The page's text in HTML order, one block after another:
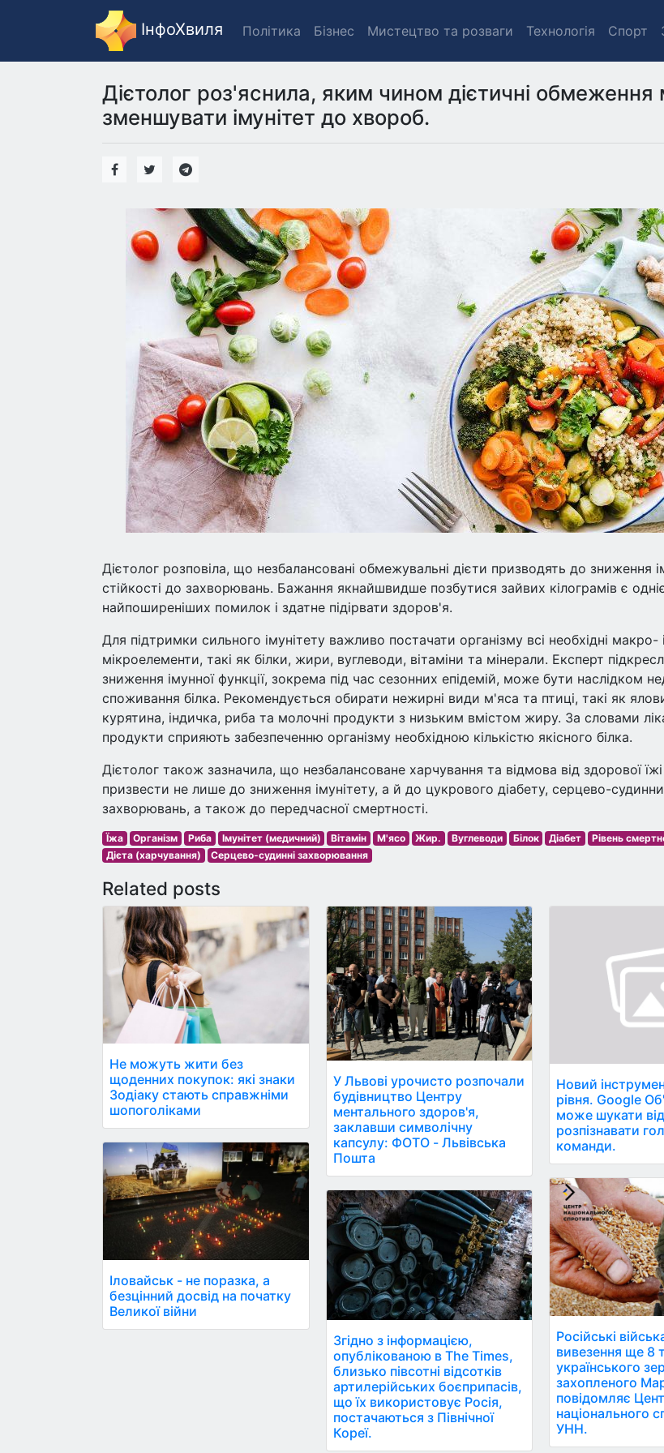
ІнфоХвиля Політика Бізнес Мистецтво та розваги Технологія Спорт
Дієтолог роз'яснила, яким чином дієтичні
зменшувати імунітет до хвороб.
Дієтолог розповіла, що незбалансовані обмежувальні дієти призводять до зниження
стійкості до захворювань. Бажання якнайшвидше позбутися зайвих кілограмів є
найпоширеніших помилок і здатне підірвати здоров'я.
Для підтримки сильного імунітету важливо постачати організму всі необхідні макро- і
мікроелементи, такі як білки, жири, вуглеводи, вітаміни та мінерали. Експерт
зниження імунної функції, зокрема під час сезонних епідемій, може бути наслідком
споживання білка. Рекомендується обирати нежирні види м'яса та птиці, такі як
курятина, індичка, риба та молочні продукти з низьким вмістом жиру. За словами
продукти сприяють забезпеченню організму необхідною кількістю якісного білка.
Дієтолог також зазначила, що незбалансоване харчування та відмова від здорової
призвести не лише до зниження імунітету, а й до цукрового діабету, серцево-
захворювань, а також до передчасної смертності.
Їжа Організм Риба Імунітет (медичний) Вітамін М'ясо Жир. Вуглеводи Білок Діабет Рівень
Дієта (харчування)
Серцево-судинні захворювання
Related posts
Не можуть жити без
щоденних покупок: які знаки
Зодіаку стають справжніми
шопоголіками
Іловайськ - не поразка, а
безцінний досвід на початку
Великої війни
У Львові урочисто розпочали
будівництво Центру
ментального здоров'я,
заклавши символічну
капсулу: ФОТО - Львівська
Пошта
Згідно з інформацією,
опублікованою в The Times,
близько півсотні відсотків
артилерійських боєприпасів,
що їх використовує Росія,
постачаються з Північної
Кореї.
Новий
рівня. Google
може шукати
розпізнавати
команди.
Російські
вивезення ще 8
українського
захопленого
повідомляє
національного
УНН.